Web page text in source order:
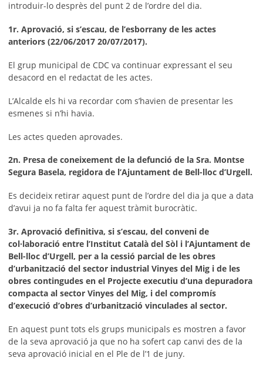
introduir-lo desprès del punt 2 de l’ordre del dia.
1r. Aprovació, si s’escau, de l’esborrany de les actes
anteriors (22/06/2017 20/07/2017).
El grup municipal de CDC va continuar expressant el seu
desacord en el redactat de les actes.
L’Alcalde els hi va recordar com s’havien de presentar les
esmenes si n’hi havia.
Les actes queden aprovades.
2n. Presa de coneixement de la defunció de la Sra. Montse
Segura Basela, regidora de l’Ajuntament de Bell-lloc d’Urgell.
Es decideix retirar aquest punt de l’ordre del dia ja que a data
d’avui ja no fa falta fer aquest tràmit burocràtic.
3r. Aprovació definitiva, si s’escau, del conveni de
col·laboració entre l’Institut Català del Sòl i l’Ajuntament de
Bell-lloc d’Urgell, per a la cessió parcial de les obres
d’urbanització del sector industrial Vinyes del Mig i de les
obres contingudes en el Projecte executiu d’una depuradora
compacta al sector Vinyes del Mig, i del compromís
d’execució d’obres d’urbanització vinculades al sector.
En aquest punt tots els grups municipals es mostren a favor
de la seva aprovació ja que no ha sofert cap canvi des de la
seva aprovació inicial en el Ple de l’1 de juny.